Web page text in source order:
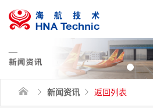
新闻资讯 返回列表